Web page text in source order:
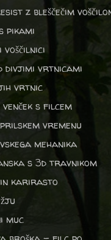
z bleščečim
pikami
voščilnici
divjimi vrtnicami
vrtnic
s filcem
vremenu
mehanika
s 3d travnikom
karirasto
muc